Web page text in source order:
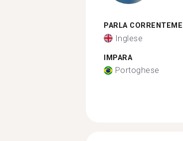
PARLA
Inglese
IMPARA
Portoghese